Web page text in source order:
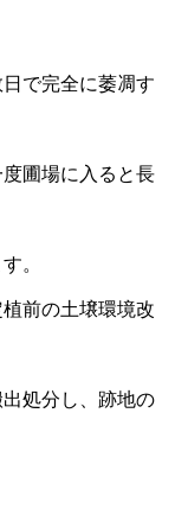
で完全に萎凋す
圃場に入ると長
。
前の土壌環境改
処分し、跡地の